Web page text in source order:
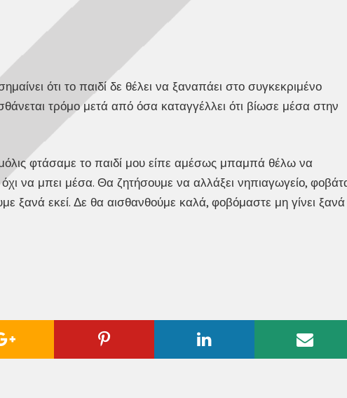
ότι το παιδί δε θέλει να ξαναπάει στο συγκεκριμένο
τρόμο μετά από όσα καταγγέλλει ότι βίωσε μέσα στην
φτάσαμε το παιδί μου είπε αμέσως μπαμπά θέλω να
να μπει μέσα. Θα ζητήσουμε να αλλάξει νηπιαγωγείο,
ξανά εκεί. Δε θα αισθανθούμε καλά, φοβόμαστε μη γίνει ξανά
Google
Pinterest Linkedin